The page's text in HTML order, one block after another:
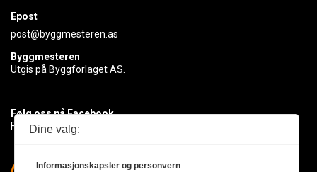
Epost
post@byggmesteren.as
Byggmesteren
Utgis på Byggforlaget AS.
Følg oss på Facebook
Få med deg det siste innen byggebransjen
Dine valg:
Informasjonskapsler og personvern